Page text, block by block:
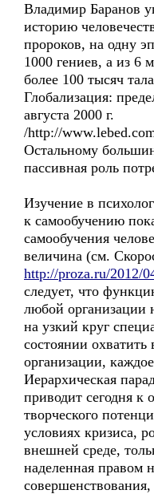
Владимир Баранов
историю
пророков, на одну
1000 гениев, а из 6
более 100 тысяч
Глобализация:
августа 2000 г.
/http://
Остальному
пассивная роль
Изучение в
к самообучению
самообучения
величина (см.
http://proza.ru/2012/
следует, что
любой организации
на узкий круг
состоянии
организации,
Иерархическая
приводит сегодня к
творческого
условиях кризиса,
внешней среде,
наделенная правом